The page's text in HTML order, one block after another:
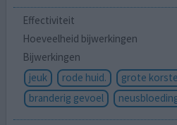
Effectiviteit
Hoeveelheid bijwerkingen
Bijwerkingen
jeuk
rode huid.
grote
branderig gevoel